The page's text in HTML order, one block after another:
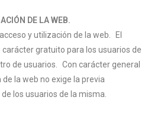
DE LA WEB.
y utilización de la web. El
carácter gratuito para los usuarios de
de usuarios. Con carácter general
la web no exige la previa
los usuarios de la misma.